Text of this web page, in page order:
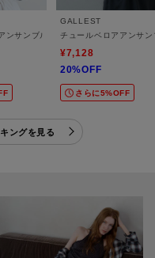
サンブル
GALLEST
チュールベロアアンサン
¥7,128
20%OFF
さらに5%OFF
ングを見る